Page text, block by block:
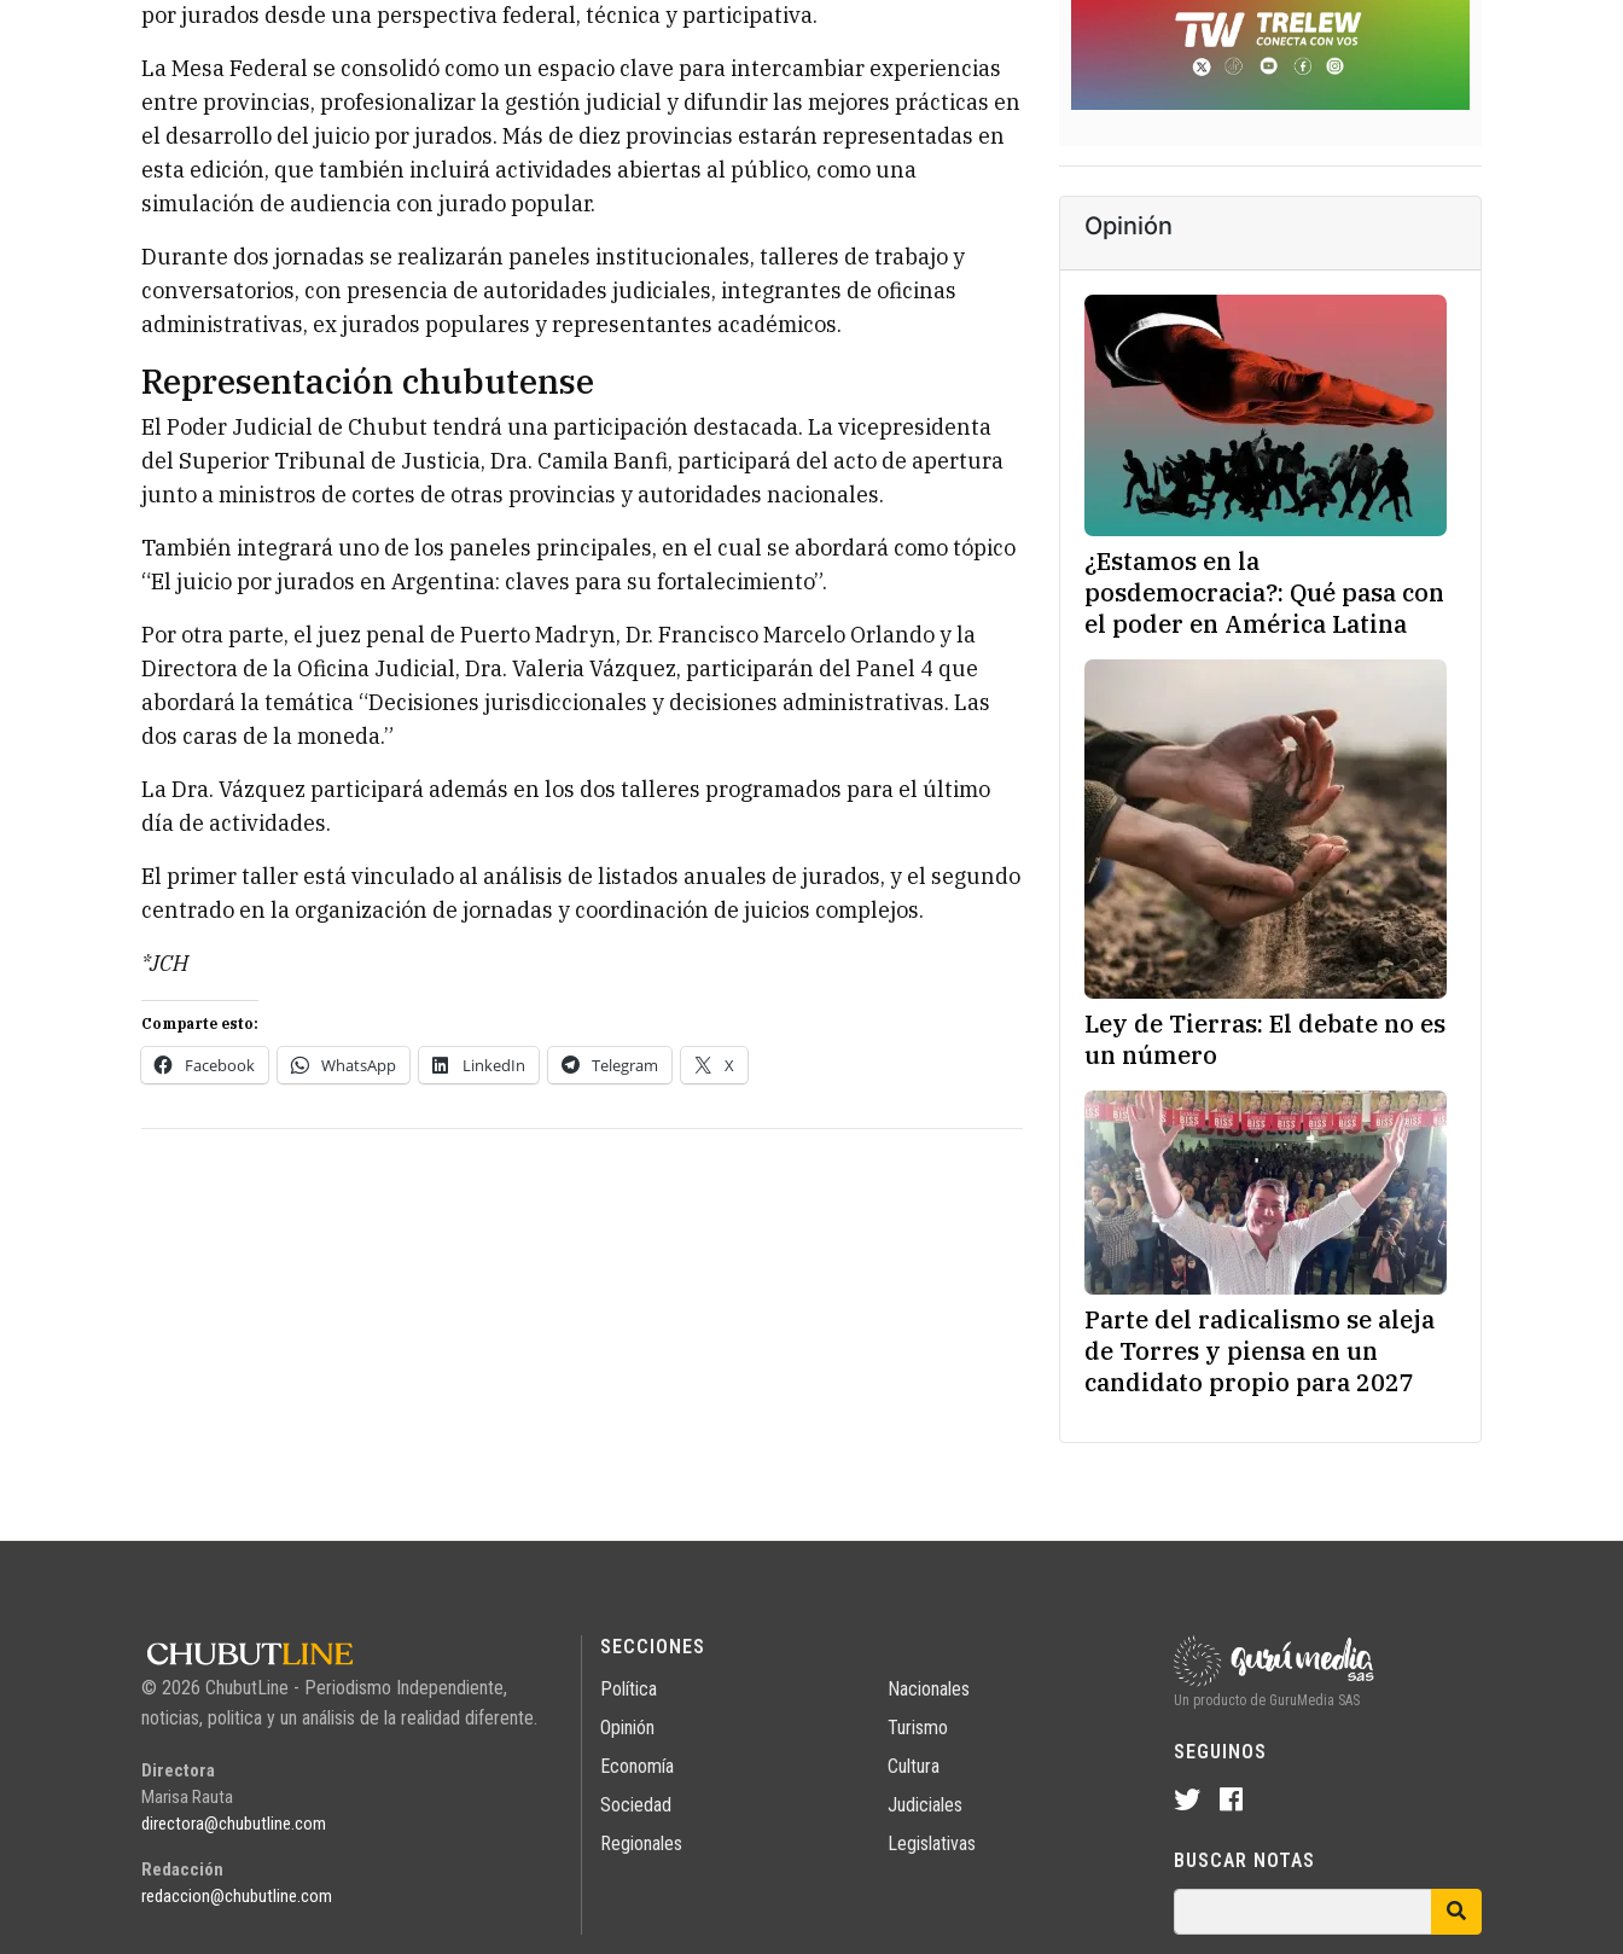
por jurados desde una perspectiva federal, técnica y participativa.
La Mesa Federal se consolidó como un espacio clave para intercambiar experiencias
entre provincias, profesionalizar la gestión judicial y difundir las mejores prácticas en
el desarrollo del juicio por jurados. Más de diez provincias estarán representadas en
esta edición, que también incluirá actividades abiertas al público, como una
simulación de audiencia con jurado popular.
Durante dos jornadas se realizarán paneles institucionales, talleres de trabajo y
conversatorios, con presencia de autoridades judiciales, integrantes de oficinas
administrativas, ex jurados populares y representantes académicos.
Representación chubutense
El Poder Judicial de Chubut tendrá una participación destacada. La vicepresidenta
del Superior Tribunal de Justicia, Dra. Camila Banfi, participará del acto de apertura
junto a ministros de cortes de otras provincias y autoridades nacionales.
También integrará uno de los paneles principales, en el cual se abordará como tópico
“El juicio por jurados en Argentina: claves para su fortalecimiento”.
Por otra parte, el juez penal de Puerto Madryn, Dr. Francisco Marcelo Orlando y la
Directora de la Oficina Judicial, Dra. Valeria Vázquez, participarán del Panel 4 que
abordará la temática “Decisiones jurisdiccionales y decisiones administrativas. Las
dos caras de la moneda.”
La Dra. Vázquez participará además en los dos talleres programados para el último
día de actividades.
El primer taller está vinculado al análisis de listados anuales de jurados, y el segundo
centrado en la organización de jornadas y coordinación de juicios complejos.
*JCH
Comparte esto:
Facebook WhatsApp LinkedIn Telegram X
Opinión
¿Estamos en la
posdemocracia?: Qué pasa con
el poder en América Latina
Ley de Tierras: El debate no es
un número
Parte del radicalismo se aleja
de Torres y piensa en un
candidato propio para 2027
© 2026 ChubutLine - Periodismo Independiente,
noticias, politica y un análisis de la realidad diferente.
Directora
Marisa Rauta
directora@chubutline.com
Redacción
redaccion@chubutline.com
SECCIONES
Política
Opinión
Economía
Sociedad
Regionales
Nacionales
Turismo
Cultura
Judiciales
Legislativas
Un producto de GuruMedia SAS
SEGUINOS
BUSCAR NOTAS